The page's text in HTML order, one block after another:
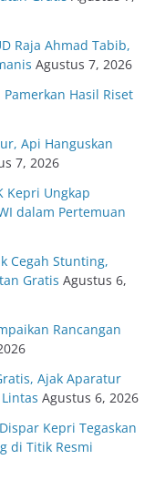
Raja Ahmad Tabib,
Agustus 7, 2026
Hasil Riset
Api Hanguskan
7, 2026
Kepri Ungkap
dalam Pertemuan
Cegah Stunting,
Gratis Agustus 6,
Rancangan
Ajak Aparatur
Agustus 6, 2026
Kepri Tegaskan
di Titik Resmi